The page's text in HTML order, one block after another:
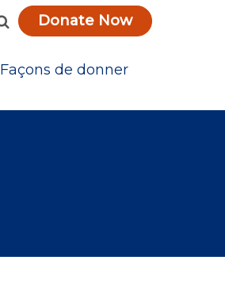
Donate Now
Façons de donner